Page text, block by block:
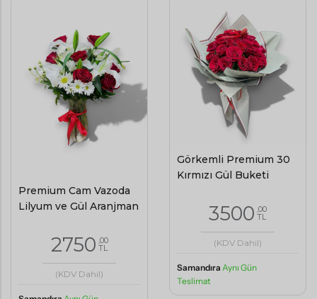
Premium Cam Vazoda
Lilyum ve Gül Aranjman
2750 ,00
TL
(KDV Dahil)
Görkemli Premium 30
Kırmızı Gül Buketi
3500 ,00
TL
(KDV Dahil)
Samandıra Aynı Gün
Teslimat